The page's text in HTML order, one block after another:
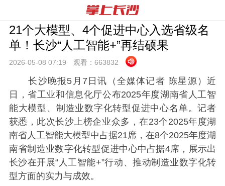
21个大模型、4个促进中心入选省级名
单！长沙“人工智能+”再结硕果
2026-05-08 07:19 观看： 663832
长沙晚报5月7日讯（全媒体记者 陈星源）近
日，省工业和信息化厅公布2025年度湖南省人工智
能大模型、制造业数字化转型促进中心名单。记者
获悉，此次长沙上榜企业众多，在23个2025年度湖
南省人工智能大模型中占据21席，在8个2025年度湖
南省制造业数字化转型促进中心中占据4席，展示出
长沙在开展“人工智能+”行动、推动制造业数字化转
型方面的实力与成效。